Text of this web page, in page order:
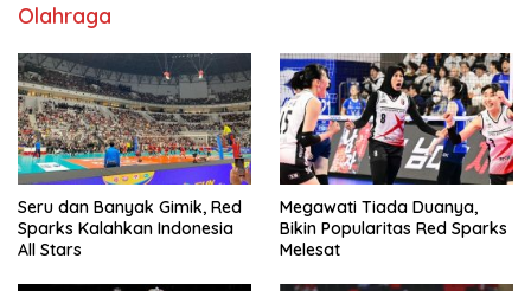
Olahraga
Seru dan Banyak Gimik, Red
Sparks Kalahkan Indonesia
All Stars
Megawati Tiada Duanya,
Bikin Popularitas Red Sparks
Melesat